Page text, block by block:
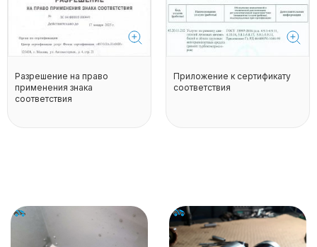
Разрешение на право
применения знака
соответствия
Приложение к сертификату
соответствия